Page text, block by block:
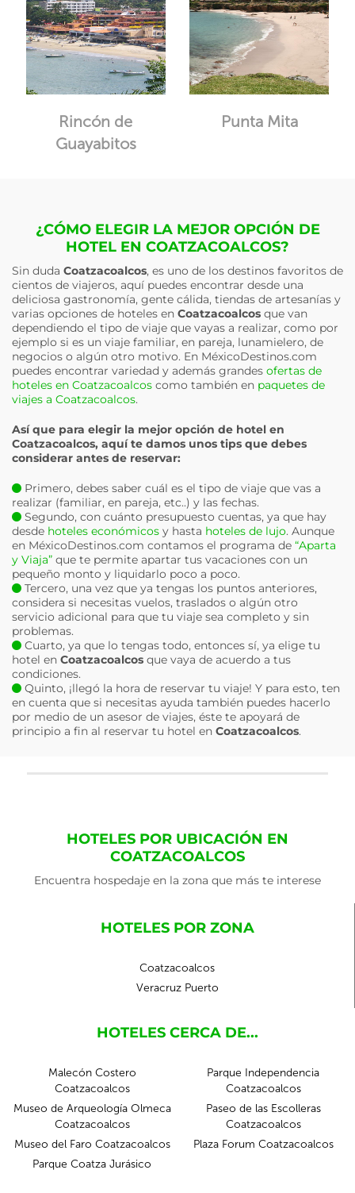
Rincón de
Guayabitos
Punta Mita
¿CÓMO ELEGIR LA MEJOR OPCIÓN DE
HOTEL EN COATZACOALCOS?
Sin duda Coatzacoalcos, es uno de los destinos favoritos de
cientos de viajeros, aquí puedes encontrar desde una
deliciosa gastronomía, gente cálida, tiendas de artesanías y
varias opciones de hoteles en Coatzacoalcos que van
dependiendo el tipo de viaje que vayas a realizar, como por
ejemplo si es un viaje familiar, en pareja, lunamielero, de
negocios o algún otro motivo. En MéxicoDestinos.com
puedes encontrar variedad y además grandes ofertas de
hoteles en Coatzacoalcos como también en paquetes de
viajes a Coatzacoalcos.
Así que para elegir la mejor opción de hotel en
Coatzacoalcos, aquí te damos unos tips que debes
considerar antes de reservar:
Primero, debes saber cuál es el tipo de viaje que vas a
realizar (familiar, en pareja, etc..) y las fechas.
Segundo, con cuánto presupuesto cuentas, ya que hay
desde hoteles económicos y hasta hoteles de lujo. Aunque
en MéxicoDestinos.com contamos el programa de “Aparta
y Viaja” que te permite apartar tus vacaciones con un
pequeño monto y liquidarlo poco a poco.
Tercero, una vez que ya tengas los puntos anteriores,
considera si necesitas vuelos, traslados o algún otro
servicio adicional para que tu viaje sea completo y sin
problemas.
Cuarto, ya que lo tengas todo, entonces sí, ya elige tu
hotel en Coatzacoalcos que vaya de acuerdo a tus
condiciones.
Quinto, ¡llegó la hora de reservar tu viaje! Y para esto, ten
en cuenta que si necesitas ayuda también puedes hacerlo
por medio de un asesor de viajes, éste te apoyará de
principio a fin al reservar tu hotel en Coatzacoalcos.
HOTELES POR UBICACIÓN EN
COATZACOALCOS
Encuentra hospedaje en la zona que más te interese
HOTELES POR ZONA
Coatzacoalcos
Veracruz Puerto
HOTELES CERCA DE...
Malecón Costero
Coatzacoalcos
Museo de Arqueología Olmeca
Coatzacoalcos
Museo del Faro Coatzacoalcos
Parque Coatza Jurásico
Parque Independencia
Coatzacoalcos
Paseo de las Escolleras
Coatzacoalcos
Plaza Forum Coatzacoalcos